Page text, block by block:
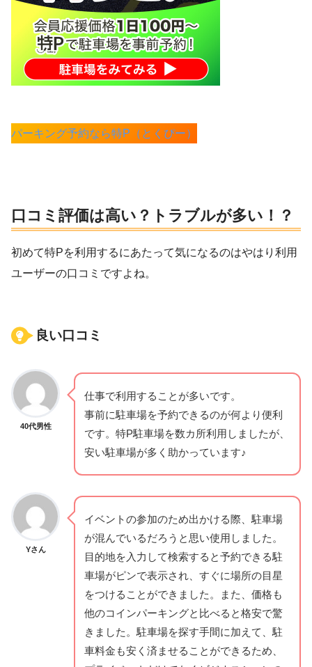
パーキング予約なら特P（とくぴー）
口コミ評価は高い？トラブルが多い！？
初めて特Pを利用するにあたって気になるのはやはり利用
ユーザーの口コミですよね。
良い口コミ
40代男性
仕事で利用することが多いです。
事前に駐車場を予約できるのが何より便利
です。特P駐車場を数カ所利用しましたが、
安い駐車場が多く助かっています♪
Yさん
イベントの参加のため出かける際、駐車場
が混んでいるだろうと思い使用しました。
目的地を入力して検索すると予約できる駐
車場がピンで表示され、すぐに場所の目星
をつけることができました。また、価格も
他のコインパーキングと比べると格安で驚
きました。駐車場を探す手間に加えて、駐
車料金も安く済ませることができるため、